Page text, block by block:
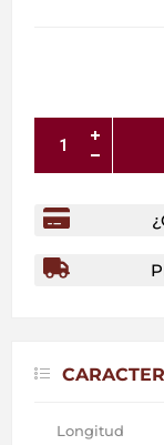
Longitud